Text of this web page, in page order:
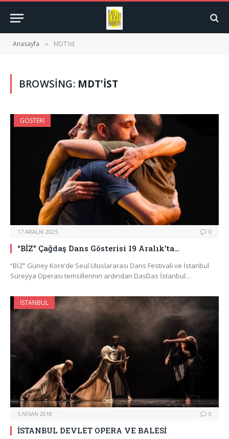
Anasayfa » MDT’ist
BROWSING: MDT’IST
GÖSTERI
17 ARALIK 2025 0
“BİZ” Çağdaş Dans Gösterisi 19 Aralık’ta…
“BİZ” Güney Kore’de Seul Uluslararası Dans Festivali ve İstanbul
Süreyya Operası temsillerinin ardından DasDas İstanbul…
İSTANBUL
5 NISAN 2018 0
İSTANBUL DEVLET OPERA VE BALESİ